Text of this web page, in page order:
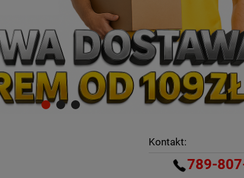
Kontakt:
789-